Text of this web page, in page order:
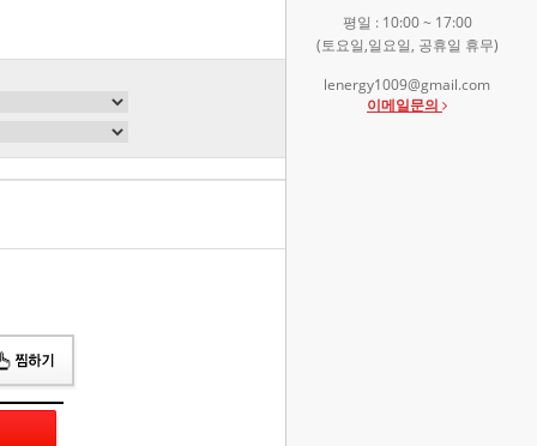
평일 : 10:00 ~ 17:00
(토요일,일요일, 공휴일 휴무)
lenergy1009@gmail.com
이메일문의